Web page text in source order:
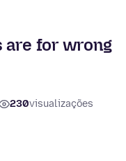
are for wrong
230visualizações